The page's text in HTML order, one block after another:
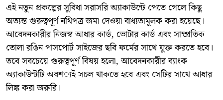
​এই নতুন প্রকল্পের সুবিধা সরাসরি অ্যাকাউন্টে পেতে গেলে কিছু
অত্যন্ত গুরুত্বপূর্ণ নথিপত্র জমা দেওয়া বাধ্যতামূলক করা হয়েছে।
আবেদনকারীর নিজস্ব আধার কার্ড, ভোটার কার্ড এবং সাম্প্রতিক
তোলা রঙিন পাসপোর্ট সাইজের ছবি ফর্মের সাথে যুক্ত করতে হবে।
তবে সবচেয়ে গুরুত্বপূর্ণ বিষয় হলো, আবেদনকারীর ব্যাংক
অ্যাকাউন্টটি অবশ্যই সচল থাকতে হবে এবং সেটির সাথে আধার
লিঙ্ক করা জরুরি।